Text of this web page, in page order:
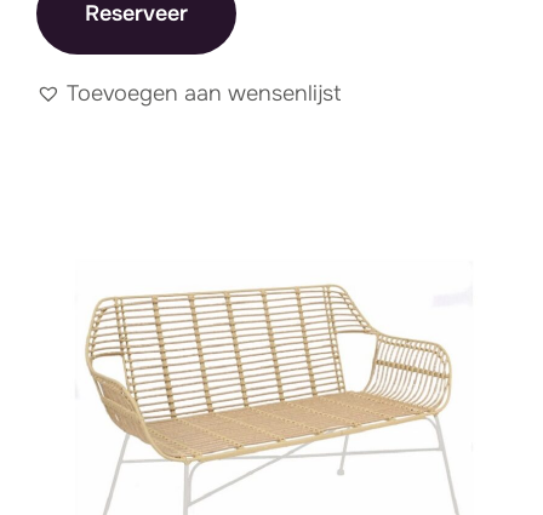
Reserveer
Toevoegen aan wensenlijst